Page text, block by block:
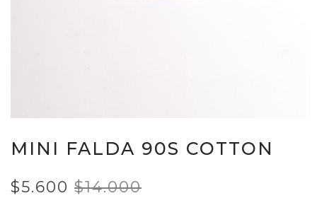
MINI FALDA 90S COTTON
$5.600 $14.000